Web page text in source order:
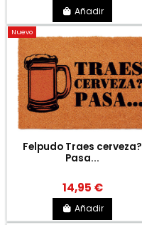
Añadir
Nuevo
Felpudo Traes cerveza?
Pasa...
14,95 €
Añadir